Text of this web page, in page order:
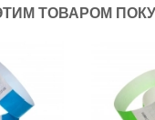
ТОВАРОМ